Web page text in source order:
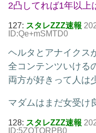
2凸してれば1年以上
127: スタレZZZ速報
ID:Qe+mSMTD0
ヘルタとアナイクス
全コンテンツいける
両方が好きって人は
マダムはまだ女受け
128: スタレZZZ速報
ID:5ZOTQRPB0